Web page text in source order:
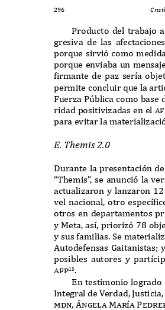
296
Producto del trabajo
gresiva de las
porque sirvió como
porque enviaba un
firmante de paz sería
permite concluirque la
Fuerza Pública como base
ridad positivizadas en el af
para evitar la
E. Themis2.0
Durante la presentación
“Themis”,se anunció la
actualizaron y lanzaron
vel nacional,otro específ
otros en departamentos
y Meta ,así, priorizó 78
y sus familias. Se
Autodefensas Gaitanistas; y
posibles autores y partí
afp15.
En testimonio
Integral deVerdad, Justicia
mdn, Ángela María